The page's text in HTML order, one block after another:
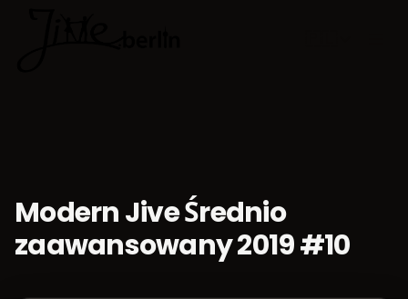
Modern Jive Średnio
zaawansowany 2019 #10